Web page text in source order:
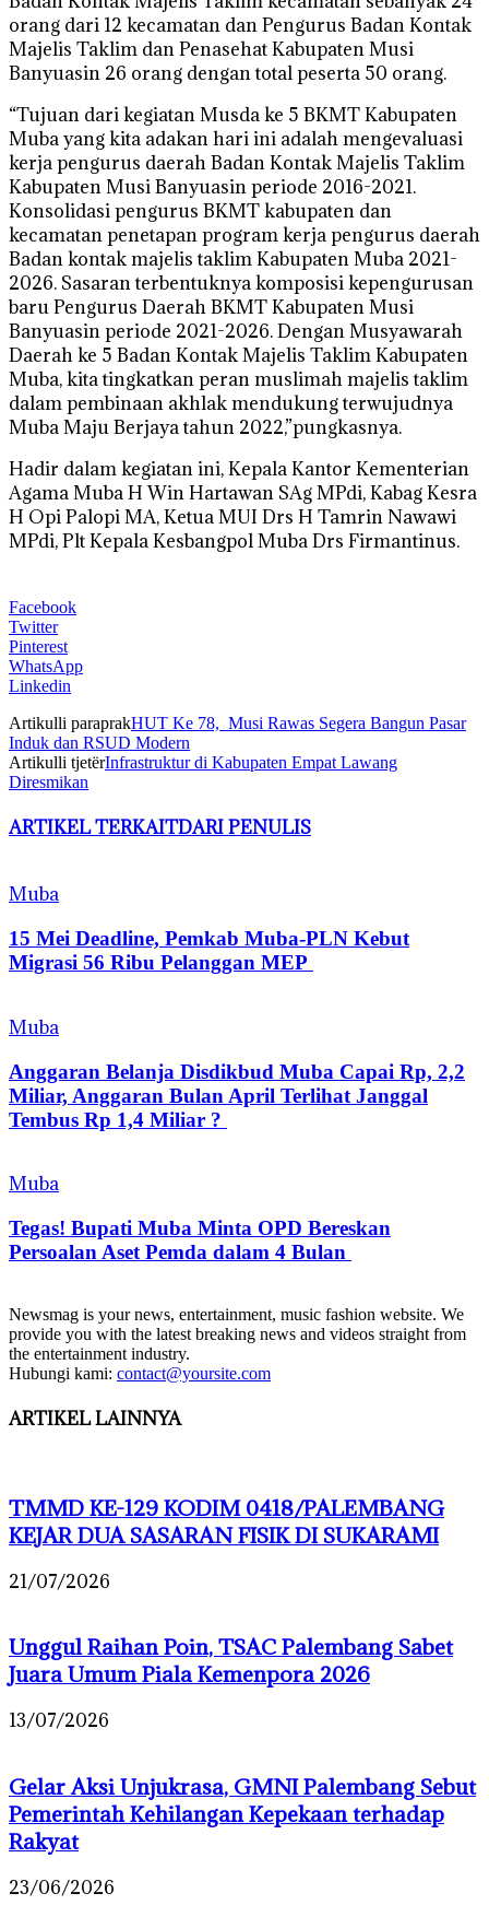
orang dari 12 kecamatan dan Pengurus Badan Kontak
Majelis Taklim dan Penasehat Kabupaten Musi
Banyuasin 26 orang dengan total peserta 50 orang.
“Tujuan dari kegiatan Musda ke 5 BKMT Kabupaten
Muba yang kita adakan hari ini adalah mengevaluasi
kerja pengurus daerah Badan Kontak Majelis Taklim
Kabupaten Musi Banyuasin periode 2016-2021.
Konsolidasi pengurus BKMT kabupaten dan
kecamatan penetapan program kerja pengurus daerah
Badan kontak majelis taklim Kabupaten Muba 2021-
2026. Sasaran terbentuknya komposisi kepengurusan
baru Pengurus Daerah BKMT Kabupaten Musi
Banyuasin periode 2021-2026. Dengan Musyawarah
Daerah ke 5 Badan Kontak Majelis Taklim Kabupaten
Muba, kita tingkatkan peran muslimah majelis taklim
dalam pembinaan akhlak mendukung terwujudnya
Muba Maju Berjaya tahun 2022,”pungkasnya.
Hadir dalam kegiatan ini, Kepala Kantor Kementerian
Agama Muba H Win Hartawan SAg MPdi, Kabag Kesra
H Opi Palopi MA, Ketua MUI Drs H Tamrin Nawawi
MPdi, Plt Kepala Kesbangpol Muba Drs Firmantinus.
Facebook
Twitter
Pinterest
WhatsApp
Linkedin
Artikulli paraprakHUT Ke 78, Musi Rawas Segera Bangun Pasar
Induk dan RSUD Modern
Artikulli tjetërInfrastruktur di Kabupaten Empat Lawang
Diresmikan
ARTIKEL TERKAITDARI PENULIS
Muba
15 Mei Deadline, Pemkab Muba-PLN Kebut
Migrasi 56 Ribu Pelanggan MEP
Muba
Anggaran Belanja Disdikbud Muba Capai Rp, 2,2
Miliar, Anggaran Bulan April Terlihat Janggal
Tembus Rp 1,4 Miliar ?
Muba
Tegas! Bupati Muba Minta OPD Bereskan
Persoalan Aset Pemda dalam 4 Bulan
Newsmag is your news, entertainment, music fashion website. We
provide you with the latest breaking news and videos straight from
the entertainment industry.
Hubungi kami: contact@yoursite.com
ARTIKEL LAINNYA
TMMD KE-129 KODIM 0418/PALEMBANG
KEJAR DUA SASARAN FISIK DI SUKARAMI
21/07/2026
Unggul Raihan Poin, TSAC Palembang Sabet
Juara Umum Piala Kemenpora 2026
13/07/2026
Gelar Aksi Unjukrasa, GMNI Palembang Sebut
Pemerintah Kehilangan Kepekaan terhadap
Rakyat
23/06/2026